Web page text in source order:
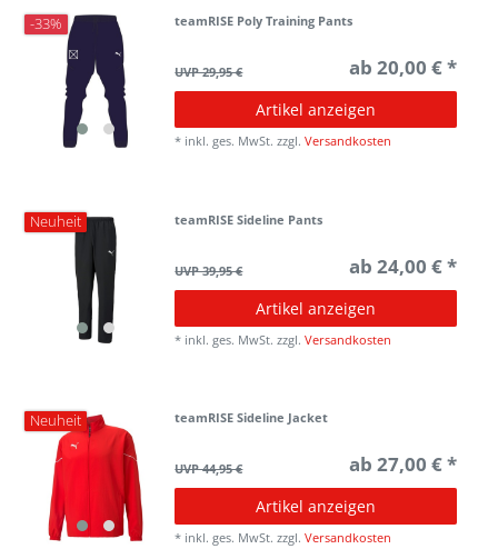
-33% teamRISE Poly Training Pants
UVP 29,95 € ab 20,00 € *
Artikel anzeigen
* inkl. ges. MwSt. zzgl.Versandkosten
Neuheit teamRISE Sideline Pants
UVP 39,95 € ab 24,00 € *
Artikel anzeigen
* inkl. ges. MwSt. zzgl.Versandkosten
Neuheit teamRISE Sideline Jacket
UVP 44,95 € ab 27,00 € *
Artikel anzeigen
* inkl. ges. MwSt. zzgl.Versandkosten